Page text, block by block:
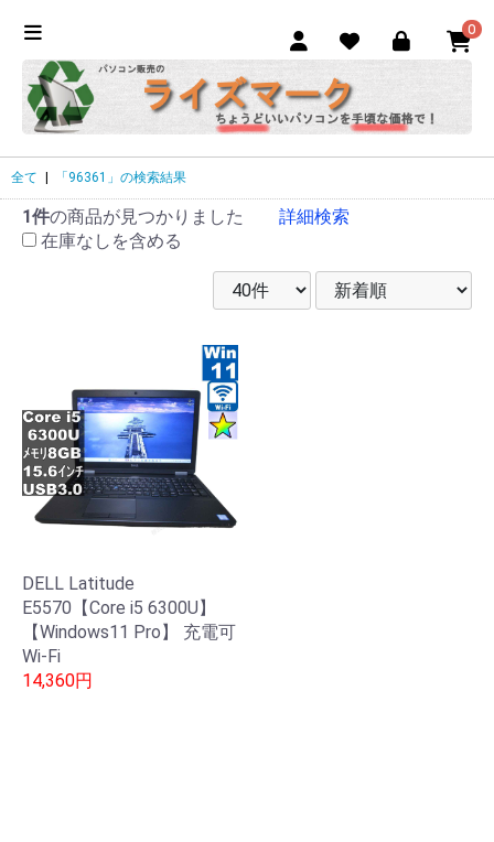
0
全て 「96361」の検索結果
1件の商品が見つかりました
詳細検索
在庫なしを含める
DELL Latitude
E5570【Core i5 6300U】
【Windows11 Pro】 充電可
Wi-Fi
14,360円